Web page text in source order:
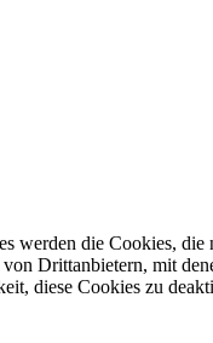
werden die Cookies,
Drittanbietern, mit
diese Cookies zu